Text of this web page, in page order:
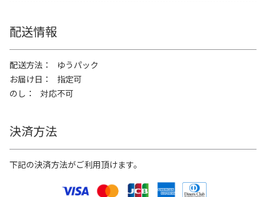
配送情報
配送方法
ゆうパック
お届け日
指定可
のし
対応不可
決済方法
下記の決済方法がご利用頂けます。